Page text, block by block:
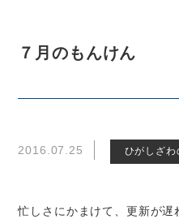
７月のもんけん
2016.07.25 ひがしざ
忙しさにかまけて、更新が遅